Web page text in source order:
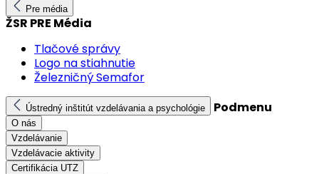
Pre média
ŽSR PRE Média
Tlačové správy
Logo na stiahnutie
Železničný Semafor
Ústredný inštitút vzdelávania a psychológie Podmenu
O nás
Vzdelávanie
Vzdelávacie aktivity
Certifikácia UTZ